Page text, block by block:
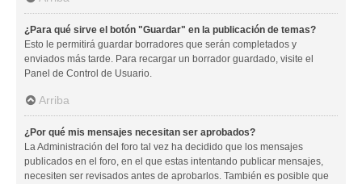
¿Para qué sirve el botón "Guardar" en la publicación de temas?
Esto le permitirá guardar borradores que serán completados y
enviados más tarde. Para recargar un borrador guardado, visite el
Panel de Control de Usuario.
Arriba
¿Por qué mis mensajes necesitan ser aprobados?
La Administración del foro tal vez ha decidido que los mensajes
publicados en el foro, en el que estas intentando publicar mensajes,
necesiten ser revisados antes de aprobarlos. También es posible que